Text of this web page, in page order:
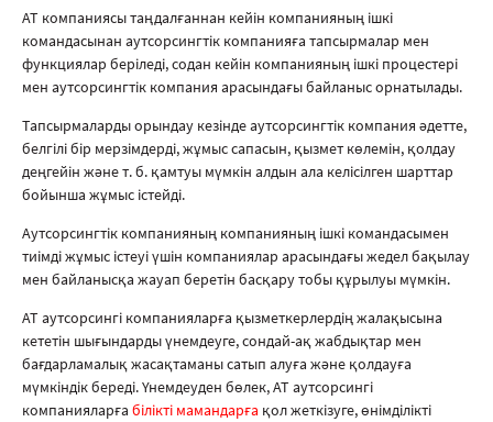
АТ компаниясы таңдалғаннан кейін компанияның ішкі
командасынан аутсорсингтік компанияға тапсырмалар мен
функциялар беріледі, содан кейін компанияның ішкі процестері
мен аутсорсингтік компания арасындағы байланыс орнатылады.
Тапсырмаларды орындау кезінде аутсорсингтік компания әдетте,
белгілі бір мерзімдерді, жұмыс сапасын, қызмет көлемін, қолдау
деңгейін және т. б. қамтуы мүмкін алдын ала келісілген шарттар
бойынша жұмыс істейді.
Аутсорсингтік компанияның компанияның ішкі командасымен
тиімді жұмыс істеуі үшін компаниялар арасындағы жедел бақылау
мен байланысқа жауап беретін басқару тобы құрылуы мүмкін.
АТ аутсорсингі компанияларға қызметкерлердің жалақысына
кететін шығындарды үнемдеуге, сондай-ақ жабдықтар мен
бағдарламалық жасақтаманы сатып алуға және қолдауға
мүмкіндік береді. Үнемдеуден бөлек, АТ аутсорсингі
компанияларға білікті мамандарға қол жеткізуге, өнімділікті